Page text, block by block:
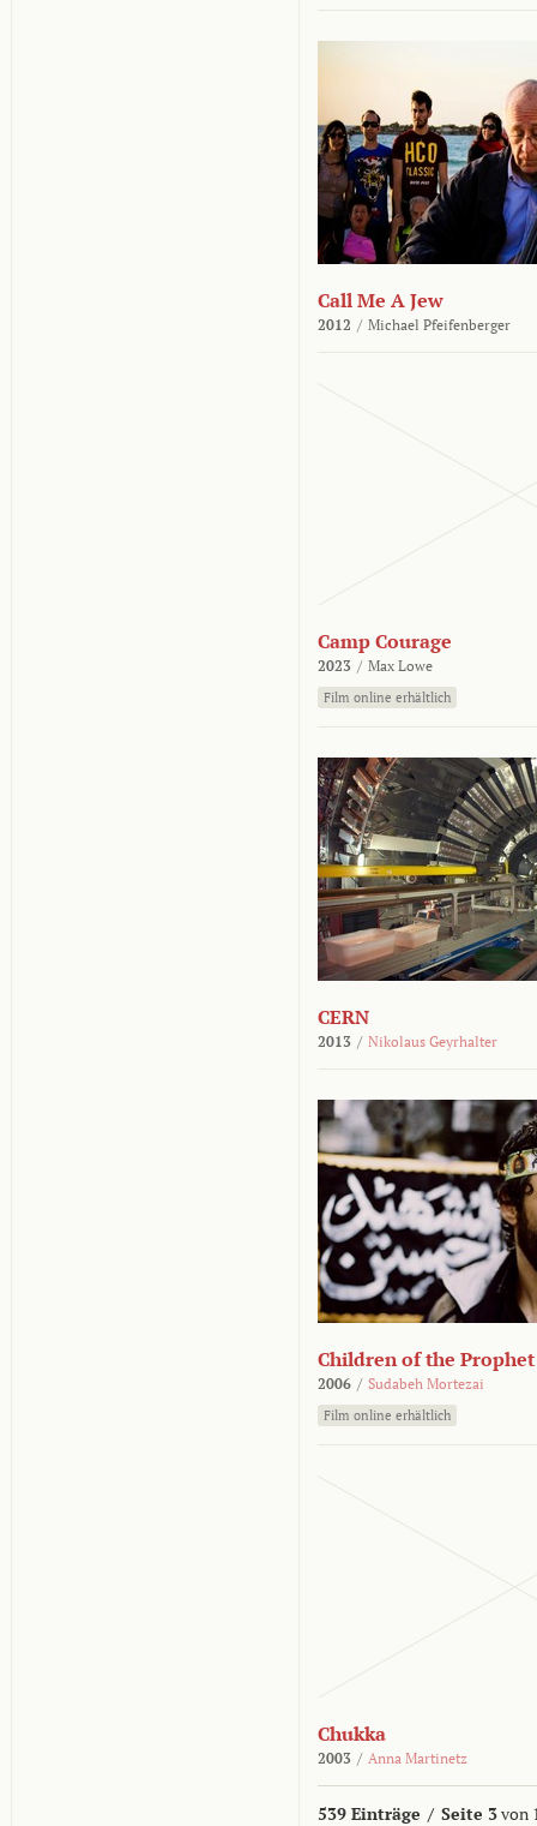
Call Me A Jew
2012 / Michael Pfeifenberger
Camp Courage
2023 / Max Lowe
Film online erhältlich
CERN
2013 / Nikolaus Geyrhalter
Children of the Prophet
2006 / Sudabeh Mortezai
Film online erhältlich
Chukka
2003 / Anna Martinetz
539 Einträge / Seite 3von